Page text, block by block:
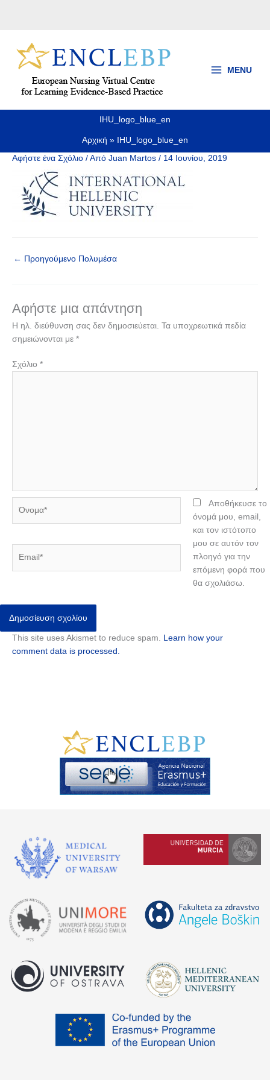
MENU
IHU_logo_blue_en
Αρχική
IHU_logo_blue_en
Αφήστε ένα Σχόλιο / Από Juan Martos / 14 Ιουνίου, 2019
← Προηγούμενο Πολυμέσα
Αφήστε μια απάντηση
Η ηλ. διεύθυνση σας δεν δημοσιεύεται. Τα υποχρεωτικά πεδία
σημειώνονται με *
Σχόλιο *
Αποθήκευσε το
όνομά μου, email,
και τον ιστότοπο
μου σε αυτόν τον
πλοηγό για την
επόμενη φορά που
θα σχολιάσω.
This site uses Akismet to reduce spam. Learn how your
comment data is processed.